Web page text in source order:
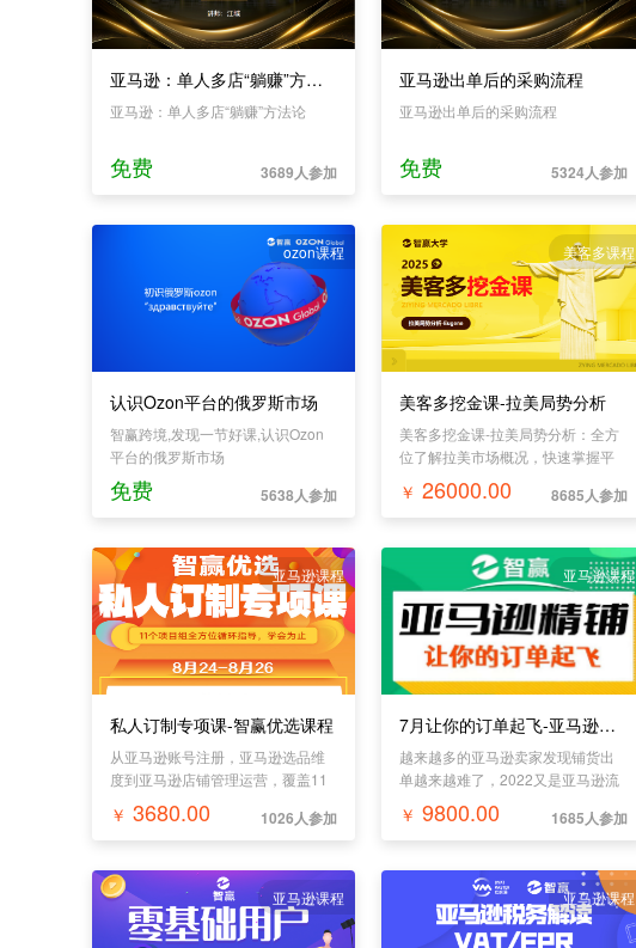
亚马逊：单人多店“躺赚”方法论
亚马逊：单人多店“躺赚”方法论
免费 3689人参加
亚马逊出单后的采购流程
亚马逊出单后的采购流程
免费 5324人参加
ozon课程
认识Ozon平台的俄罗斯市场
智赢跨境,发现一节好课,认识Ozon
平台的俄罗斯市场
免费 5638人参加
美客多课程
美客多挖金课-拉美局势分析
美客多挖金课-拉美局势分析：全方
位了解拉美市场概况，快速掌握平
台运营逻辑，多维度精细化选品出
单，广告优化策略提高转化，结合
￥ 26000.00 8685人参加
亚马逊课程
私人订制专项课-智赢优选课程
从亚马逊账号注册，亚马逊选品维
度到亚马逊店铺管理运营，覆盖11
个项目组，亚马逊培训全方位循环
指导，智赢跨境专业导师带你玩转
￥ 3680.00 1026人参加
亚马逊课程
7月让你的订单起飞-亚马逊精铺课程
越来越多的亚马逊卖家发现铺货出
单越来越难了，2022又是亚马逊流
量红利见顶之年，泛铺是行不通
了。选品调研后亚马逊有了精铺的
出单概率；所以，7月亚马逊精铺课
程来了，一次让你的订单起飞之亚
马逊培训课程。
￥ 9800.00 1685人参加
亚马逊课程 亚马逊课程